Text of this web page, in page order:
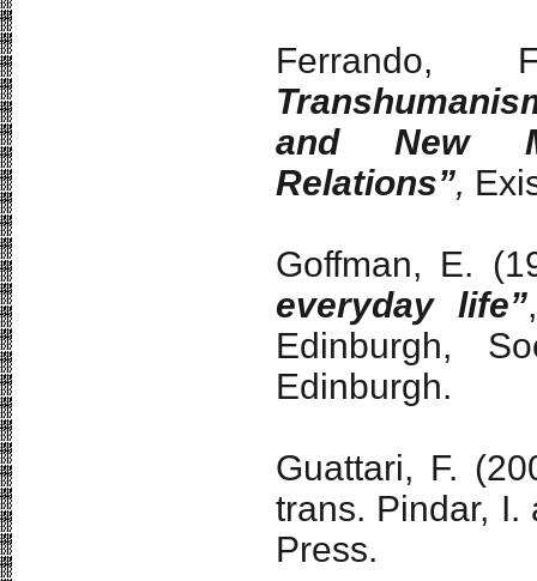
and New
Relations”,
Goffman, E.
everyday life”
Edinburgh,
Edinburgh.
Guattari, F.
trans. Pindar, I.
Press.